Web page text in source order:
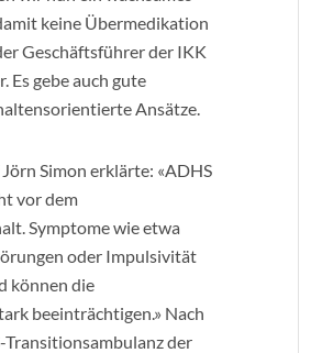
keine Übermedikation
Geschäftsführer der IKK
Es gebe auch gute
Ansätze.
Simon erklärte: «ADHS
vor dem
Symptome wie etwa
oder Impulsivität
können die
beeinträchtigen.» Nach
Transitionsambulanz der